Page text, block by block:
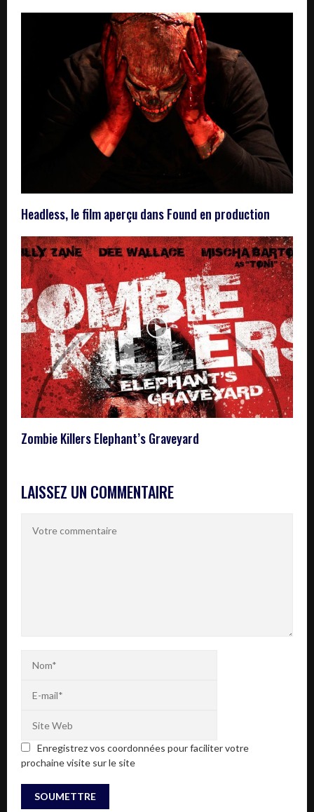
Headless, le film aperçu dans Found en production
Zombie Killers Elephant’s Graveyard
LAISSEZ UN COMMENTAIRE
Enregistrez vos coordonnées pour faciliter votre
prochaine visite sur le site